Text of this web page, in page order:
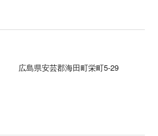
広島県安芸郡海田町栄町5-29